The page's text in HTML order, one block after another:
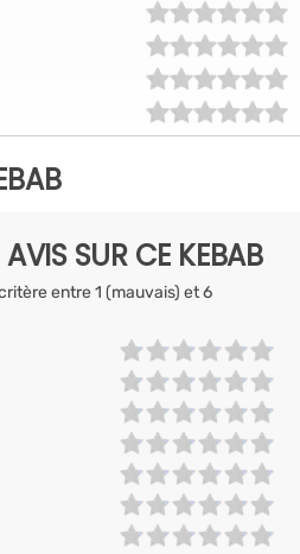
SUR CE KEBAB
entre 1 (mauvais) et 6